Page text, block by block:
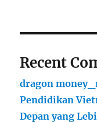
Recent
dragon
Pendidikan
Depan yang